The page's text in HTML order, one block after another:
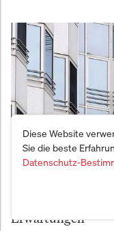
China wächst nur
Erwartungen
Diese Website
Sie die beste
Datenschutz-